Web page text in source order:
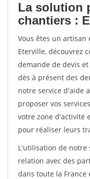
La solution
chantiers :
Vous êtes un artisan
Eterville, découvrez
demande de devis
dès à présent des
notre service d'aide
proposer vos
votre zone d'activité
pour réaliser leurs
L'utilisation de notre
relation avec des
dans toute la France